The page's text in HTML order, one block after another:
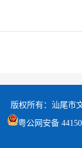
版权所有：汕尾市
粤公网安备